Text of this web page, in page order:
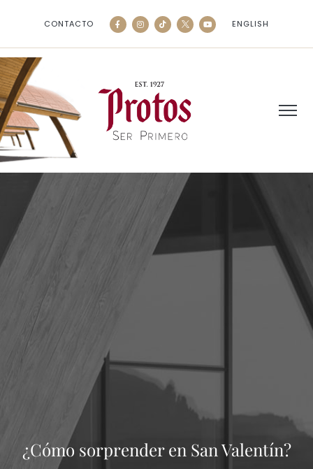
CONTACTO ENGLISH
¿Cómo sorprender en San Valentín?